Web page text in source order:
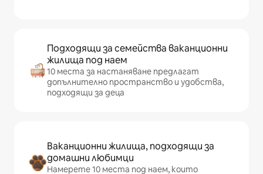
Подходящи за семейства ваканционни
жилища под наем
10 места за настаняване предлагат
допълнително пространство и удобства,
подходящи за деца
Ваканционни жилища, подходящи за
домашни любимци
Намерете 10 места под наем, които